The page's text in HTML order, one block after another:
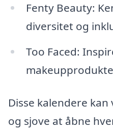
Fenty Beauty:
diversitet og
Too Faced:
Disse kalendere
og sjove at åbne